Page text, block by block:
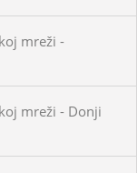
mreži -
mreži - Donji